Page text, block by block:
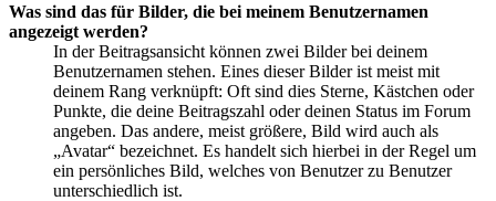
Was sind das für Bilder, die bei meinem Benutzernamen
angezeigt werden?
In der Beitragsansicht können zwei Bilder bei deinem
Benutzernamen stehen. Eines dieser Bilder ist meist mit
deinem Rang verknüpft: Oft sind dies Sterne, Kästchen oder
Punkte, die deine Beitragszahl oder deinen Status im Forum
angeben. Das andere, meist größere, Bild wird auch als
„Avatar“ bezeichnet. Es handelt sich hierbei in der Regel um
ein persönliches Bild, welches von Benutzer zu Benutzer
unterschiedlich ist.